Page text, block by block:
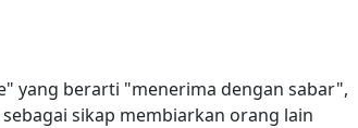
yang berarti "menerima dengan sabar",
sikap membiarkan orang lain